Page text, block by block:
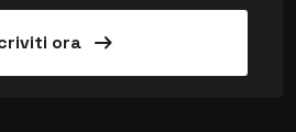
ora arrow_right_alt